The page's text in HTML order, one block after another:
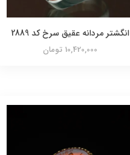
انگشتر مردانه عقیق سرخ کد 2889
10,420,000 تومان